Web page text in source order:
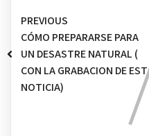
PREVIOUS
CÓMO PREPARARSE PARA
UN DESASTRE NATURAL (
CON LA GRABACION DE
NOTICIA)